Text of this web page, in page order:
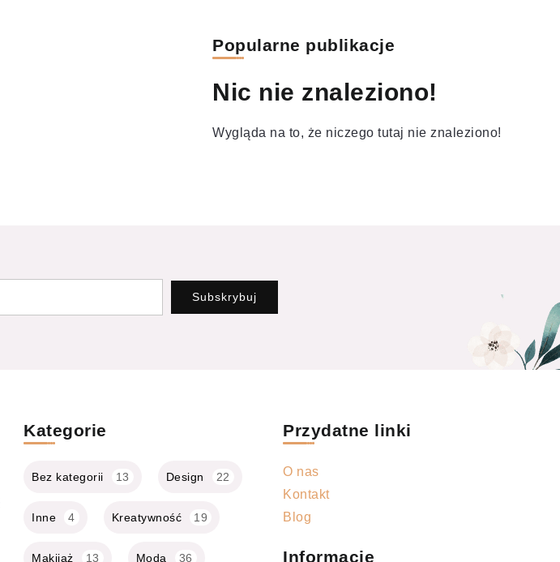
Popularne publikacje
Nic nie znaleziono!
Wygląda na to, że niczego tutaj nie znaleziono!
Subskrybuj
Kategorie
Bez kategorii 13 Design 22
Inne 4 Kreatywność 19
Makijaż 13 Moda 36
Przydatne linki
O nas
Kontakt
Blog
Informacje